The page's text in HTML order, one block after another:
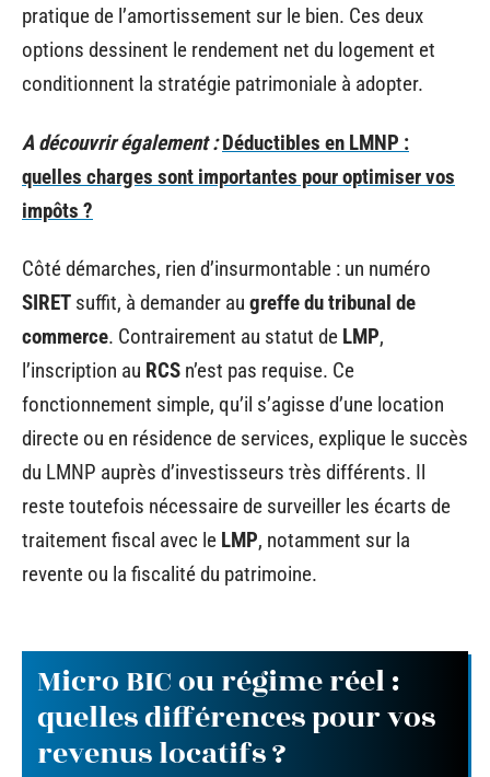
pratique de l’amortissement sur le bien. Ces deux
options dessinent le rendement net du logement et
conditionnent la stratégie patrimoniale à adopter.
A découvrir également : Déductibles en LMNP :
quelles charges sont importantes pour optimiser vos
impôts ?
Côté démarches, rien d’insurmontable : un numéro
SIRET suffit, à demander au greffe du tribunal de
commerce. Contrairement au statut de LMP,
l’inscription au RCS n’est pas requise. Ce
fonctionnement simple, qu’il s’agisse d’une location
directe ou en résidence de services, explique le succès
du LMNP auprès d’investisseurs très différents. Il
reste toutefois nécessaire de surveiller les écarts de
traitement fiscal avec le LMP, notamment sur la
revente ou la fiscalité du patrimoine.
Micro BIC ou régime réel :
quelles différences pour vos
revenus locatifs ?